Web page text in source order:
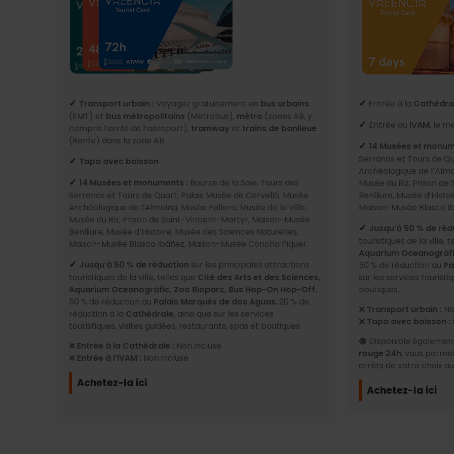
✓ Transport urbain : Voyagez gratuitement en bus urbains
(EMT) et bus métropolitains (Metrobus), métro (zones AB, y
compris l’arrêt de l’aéroport), tramway et trains de banlieue
(Renfe) dans la zone AB.
✓ Tapa avec boisson
✓ 14 Musées et monuments : Bourse de la Soie, Tours des
Serranos et Tours de Quart, Palais Musée de Cervelló, Musée
Archéologique de l’Almoina, Musée Fallero, Musée de la Ville,
Musée du Riz, Prison de Saint-Vincent-Martyr, Maison-Musée
Benlliure, Musée d’Histoire, Musée des Sciences Naturelles,
Maison-Musée Blasco Ibáñez, Maison-Musée Concha Piquer.
✓ Jusqu’à 50 % de réduction sur les principales attractions
touristiques de la ville, telles que Cité des Arts et des Sciences,
Aquarium Oceanogràfic, Zoo Bioparc, Bus Hop-On Hop-Off,
50 % de réduction au Palais Marqués de dos Aguas, 20 % de
réduction à la Cathédrale, ainsi que sur les services
touristiques, visites guidées, restaurants, spas et boutiques.
❌ Entrée à la Cathédrale : Non incluse
❌ Entrée à l’IVAM : Non incluse
Achetez-la ici
✓ Entrée à la
✓ Entrée au IVAM, le
✓ 14 Musées et
Serranos et Tours de
Archéologique de
Musée du Riz, Prison
Benlliure, Musée
Maison-Musée Blasco
✓ Jusqu’à 50 % de
touristiques de la ville,
Aquarium
50 % de réduction au
sur les services
boutiques.
❌ Transport urbain :
❌ Tapa avec boisson :
🟠 Disponible
rouge 24h, vous
arrêts de votre choix
Achetez-la ici